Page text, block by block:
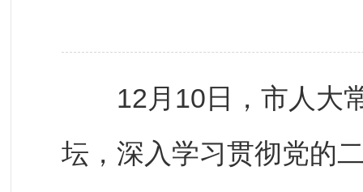
12月10日，市人大常
坛，深入学习贯彻党的